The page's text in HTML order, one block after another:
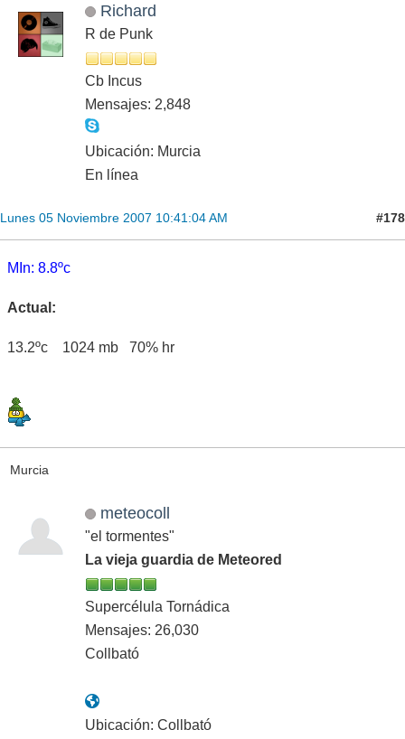
Richard
R de Punk
Cb Incus
Mensajes: 2,848
Ubicación: Murcia
En línea
Lunes 05 Noviembre 2007 10:41:04 AM #178
MIn: 8.8ºc
Actual:
13.2ºc 1024 mb 70% hr
Murcia
meteocoll
"el tormentes"
La vieja guardia de Meteored
Supercélula Tornádica
Mensajes: 26,030
Collbató
Ubicación: Collbató